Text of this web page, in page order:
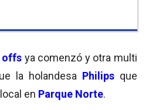
offs ya comenzó y otra multi
la holandesa Philips que
en Parque Norte.